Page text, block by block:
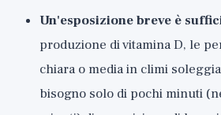
Un'esposizione breve è
produzione di vitamina D, le
chiara o media in climi
bisogno solo di pochi minuti